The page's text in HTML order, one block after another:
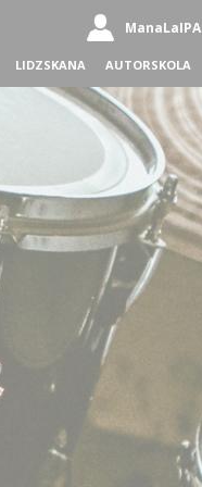
ManaLaIPA
LIDZSKANA AUTORSKOLA